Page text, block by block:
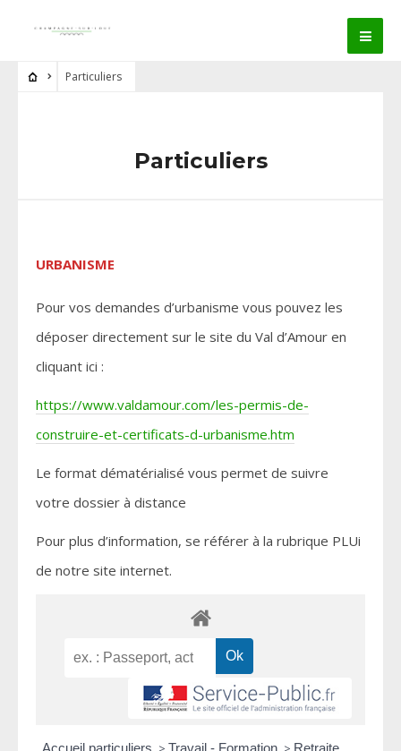
Particuliers
Particuliers
URBANISME
Pour vos demandes d’urbanisme vous pouvez les
déposer directement sur le site du Val d’Amour en
cliquant ici :
https://www.valdamour.com/les-permis-de-
construire-et-certificats-d-urbanisme.htm
Le format dématérialisé vous permet de suivre
votre dossier à distance
Pour plus d’information, se référer à la rubrique PLUi
de notre site internet.